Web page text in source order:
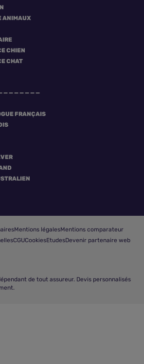
ANIMAUX
CHIEN
CHAT
FRANÇAIS
Mentions légalesMentions comparateur
CGUCookiesEtudesDevenir partenaire web
de tout assureur. Devis personnalisés